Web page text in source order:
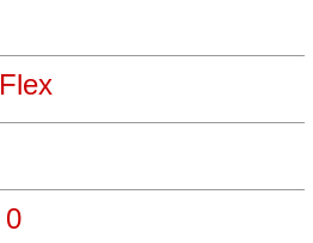
Flex
0